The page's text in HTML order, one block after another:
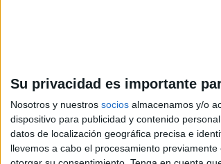
Su privacidad es importante
Nosotros y nuestros socios almacenamos y/o
dispositivo para publicidad y contenido
datos de localización geográfica precisa e
llevemos a cabo el procesamiento